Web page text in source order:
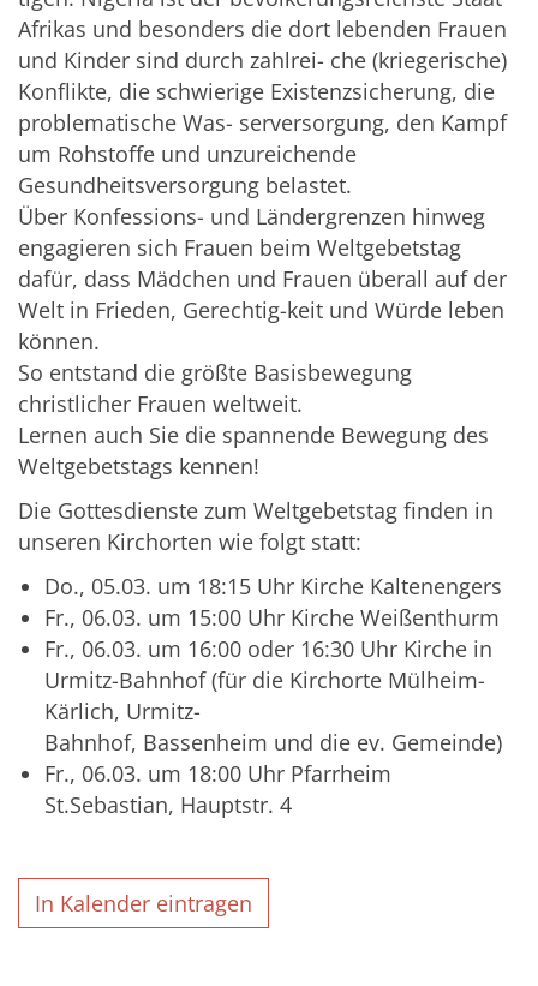
Afrikas und besonders die dort lebenden Frauen
und Kinder sind durch zahlrei- che (kriegerische)
Konflikte, die schwierige Existenzsicherung, die
problematische Was- serversorgung, den Kampf
um Rohstoffe und unzureichende
Gesundheitsversorgung belastet.
Über Konfessions- und Ländergrenzen hinweg
engagieren sich Frauen beim Weltgebetstag
dafür, dass Mädchen und Frauen überall auf der
Welt in Frieden, Gerechtig-keit und Würde leben
können.
So entstand die größte Basisbewegung
christlicher Frauen weltweit.
Lernen auch Sie die spannende Bewegung des
Weltgebetstags kennen!
Die Gottesdienste zum Weltgebetstag finden in
unseren Kirchorten wie folgt statt:
Do., 05.03. um 18:15 Uhr Kirche Kaltenengers
Fr., 06.03. um 15:00 Uhr Kirche Weißenthurm
Fr., 06.03. um 16:00 oder 16:30 Uhr Kirche in
Urmitz-Bahnhof (für die Kirchorte Mülheim-
Kärlich, Urmitz-
Bahnhof, Bassenheim und die ev. Gemeinde)
Fr., 06.03. um 18:00 Uhr Pfarrheim
St.Sebastian, Hauptstr. 4
In Kalender eintragen